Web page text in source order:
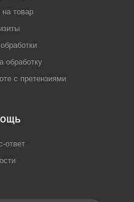
на товар
обработку
с претензиями
ответ